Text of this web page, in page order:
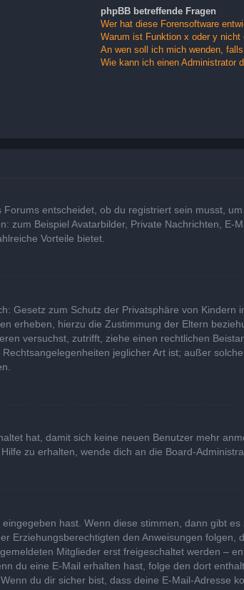
phpBB betreffende Fragen
Wer hat diese Forensoftware
Warum ist Funktion x oder y nicht
An wen soll ich mich wenden,
Wie kann ich einen Administrator
entscheidet, ob du registriert sein musst,
zum Beispiel Avatarbilder, Private Nachrichten,
Vorteile bietet.
Gesetz zum Schutz der Privatsphäre von
erheben, hierzu die Zustimmung der Eltern
versuchst, zutrifft, ziehe einen rechtlichen
jeglicher Art ist; außer
hat, damit sich keine neuen Benutzer mehr
zu erhalten, wende dich an die Board-
hast. Wenn diese stimmen, dann gibt es
Erziehungsberechtigten den Anweisungen
Mitglieder erst freigeschaltet werden –
du eine E-Mail erhalten hast, folge den dort
du dir sicher bist, dass deine E-Mail-Adresse